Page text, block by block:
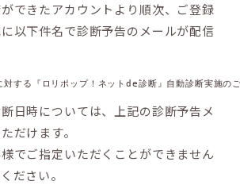
できたアカウントより順次、ご登録
以下件名で診断予告のメールが配信
対する『ロリポップ！ネットde診断』自動診断実施の
日時については、上記の診断予告メ
だけます。
でご指定いただくことができません
ださい。